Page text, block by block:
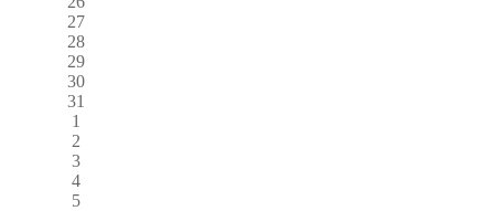
27
28
29
30
31
1
2
3
4
5